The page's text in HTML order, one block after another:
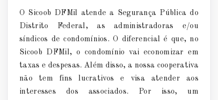
O Sicoob DFMil atende a Segurança Pública do
Distrito Federal, as administradoras e/ou
síndicos de condomínios. O diferencial é que, no
Sicoob DFMil, o condomínio vai economizar em
taxas e despesas. Além disso, a nossa cooperativa
não tem fins lucrativos e visa atender aos
interesses dos associados. Por isso, um